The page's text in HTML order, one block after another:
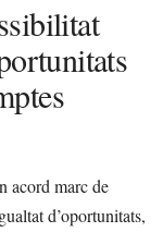
acord marc de
d’oportunitats,